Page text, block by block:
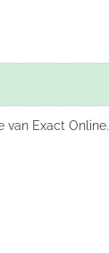
van Exact Online.